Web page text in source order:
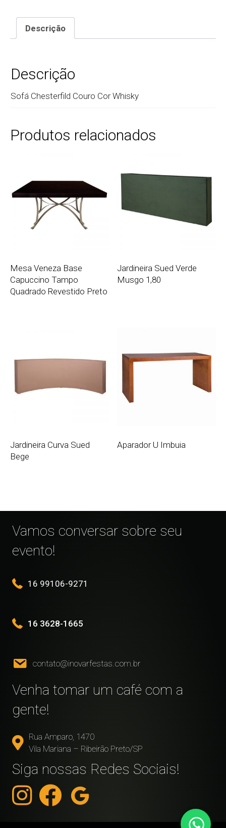
Descrição
Descrição
Sofá Chesterfild Couro Cor Whisky
Produtos relacionados
Mesa Veneza Base
Capuccino Tampo
Quadrado Revestido Preto
Jardineira Sued Verde
Musgo 1,80
Jardineira Curva Sued
Bege
Aparador U Imbuia
Vamos conversar sobre seu
evento!
16 99106-9271
16 3628-1665
contato@inovarfestas.com.br
Venha tomar um café com a
gente!
Rua Amparo, 1470
Vila Mariana – Ribeirão Preto/SP
Siga nossas Redes Sociais!